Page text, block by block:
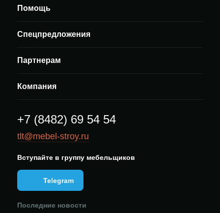
Помощь
Спецпредложения
Партнерам
Компания
+7 (8482) 69 54 54
tlt@mebel-stroy.ru
Вступайте в группу мебельщиков
Telegram
Последние новости